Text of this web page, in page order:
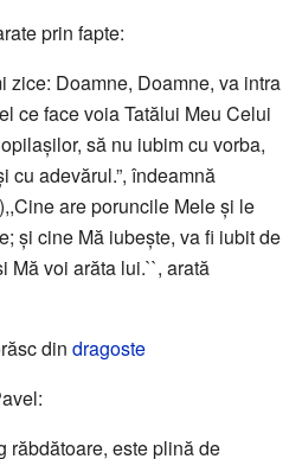
prin fapte:
zice: Doamne, Doamne, va intra
ce face voia Tatălui Meu Celui
să nu iubim cu vorba,
cu adevărul.”, îndeamnă
are poruncile Mele și le
și cine Mă iubește, va fi iubit de
Mă voi arăta lui.``, arată
din dragoste
răbdătoare, este plină de